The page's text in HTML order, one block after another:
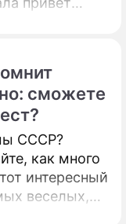
сможете
СССР?
как много
интересный
веселых,
вспомнить